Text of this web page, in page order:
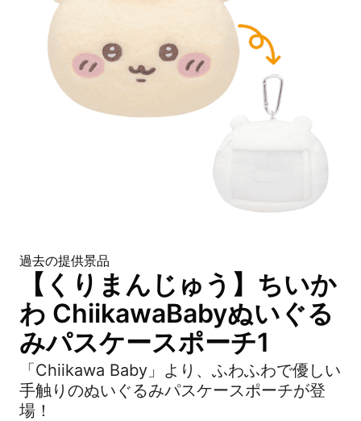
過去の提供景品
【くりまんじゅう】ちいか
わ ChiikawaBabyぬいぐる
みパスケースポーチ1
「Chiikawa Baby」より、ふわふわで優しい
手触りのぬいぐるみパスケースポーチが登
場！